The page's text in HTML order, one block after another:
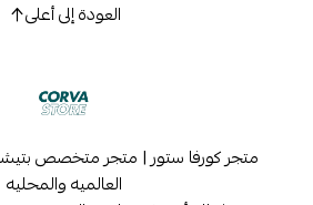
العودة إلى أعلى
متجر كورفا ستور | متجر متخصص
العالميه والمحليه